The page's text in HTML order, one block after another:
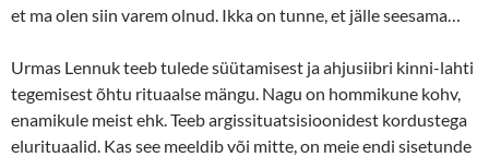
et ma olen siin varem olnud. Ikka on tunne, et jälle seesama…
Urmas Lennuk teeb tulede süütamisest ja ahjusiibri kinni-lahti
tegemisest õhtu rituaalse mängu. Nagu on hommikune kohv,
enamikule meist ehk. Teeb argissituatsisioonidest kordustega
elurituaalid. Kas see meeldib või mitte, on meie endi sisetunde